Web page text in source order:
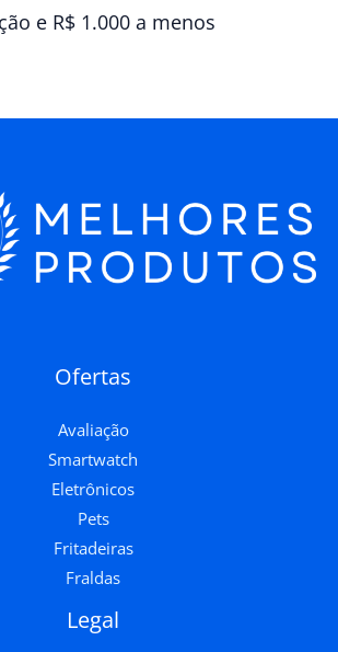
e R$ 1.000 a menos
Ofertas
Avaliação
Smartwatch
Eletrônicos
Pets
Fritadeiras
Fraldas
Legal